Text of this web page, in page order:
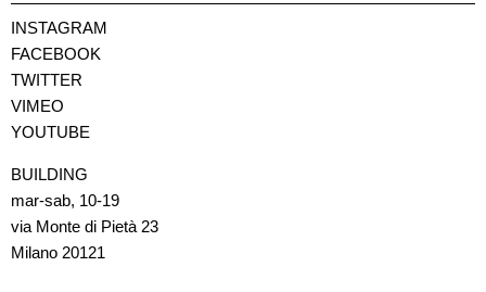
INSTAGRAM
FACEBOOK
TWITTER
VIMEO
YOUTUBE
BUILDING
mar-sab, 10-19
via Monte di Pietà 23
Milano 20121